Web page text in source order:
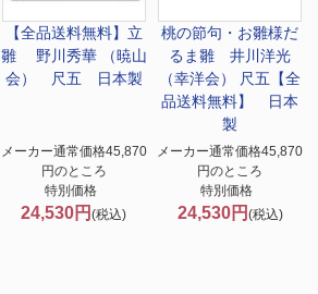
【全品送料無料】 立
雛 野川秀華 （暁山
会） 尺五 日本製
メーカー通常価格45,870
円のところ
特別価格
24,530円(税込)
桃の節句・お雛様だ
るま雛 井川洋光
（幸洋会） 尺五【全
品送料無料】 日本
製
メーカー通常価格45,870
円のところ
特別価格
24,530円 (税込)